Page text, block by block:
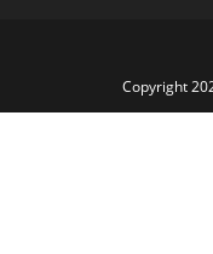
Copyright